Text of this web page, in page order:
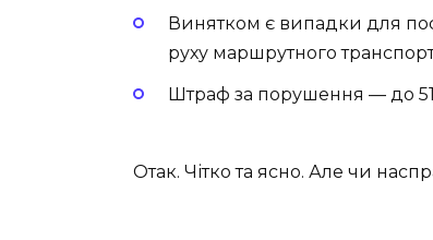
Винятком є випадки для
руху маршрутного
Штраф за порушення — до
Отак. Чітко та ясно. Але чи